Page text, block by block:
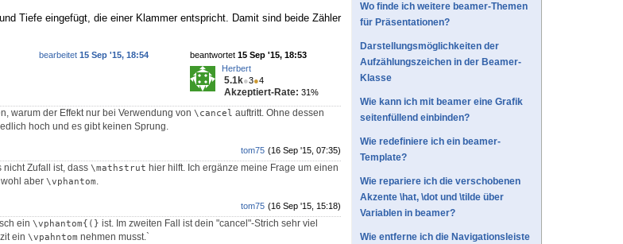
Tiefe eingefügt, die einer Klammer entspricht. Damit sind beide Zähler
beantwortet 15 Sep '15, 18:53
Herbert
5.1k●3●4
Akzeptiert-Rate: 31%
bearbeitet 15 Sep '15, 18:54
warum der Effekt nur bei Verwendung von \cancel auftritt. Ohne dessen
hoch und es gibt keinen Sprung.
(16 Sep '15, 07:35)
tom75
nicht Zufall ist, dass \mathstrut hier hilft. Ich ergänze meine Frage um einen
aber \vphantom.
(16 Sep '15, 15:18)
tom75
ein \vphantom{(} ist. Im zweiten Fall ist dein "cancel"-Strich sehr viel
ein \vpahntom nehmen musst.`
Wo finde ich weitere beamer-Themen
für Präsentationen?
Darstellungsmöglichkeiten der
Aufzählungszeichen in der Beamer-
Klasse
Wie kann ich mit beamer eine Grafik
seitenfüllend einbinden?
Wie redefiniere ich ein beamer-
Template?
Wie repariere ich die verschobenen
Akzente \hat, \dot und \tilde über
Variablen in beamer?
Wie entferne ich die Navigationsleiste